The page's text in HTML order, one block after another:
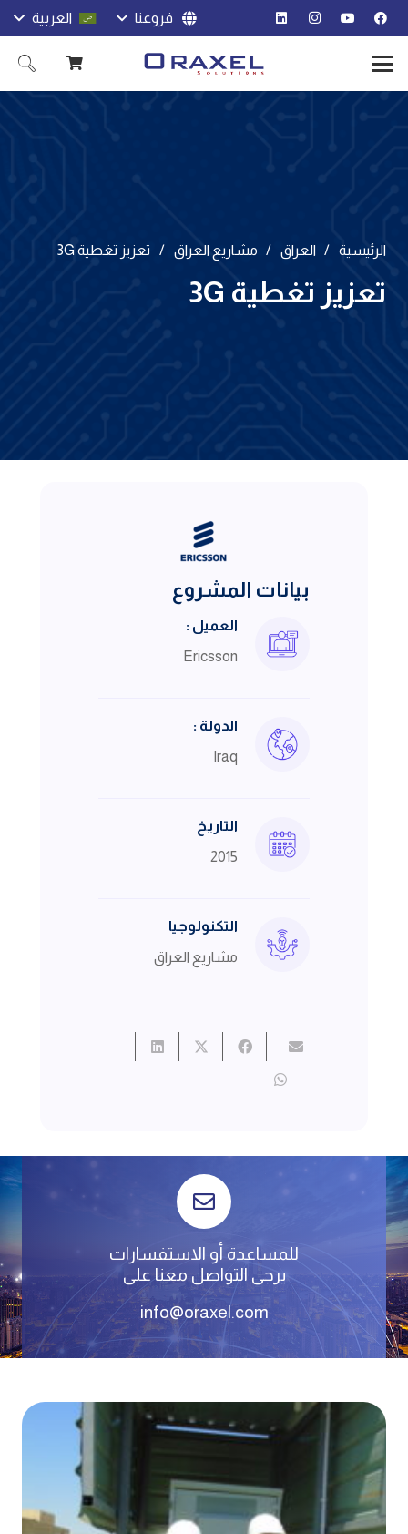
فروعنا العربية
الرئيسية / العراق / مشاريع العراق / تعزيز تغطية 3G
تعزيز تغطية 3G
بيانات المشروع
العميل :
Ericsson
الدولة :
Iraq
التاريخ
2015
التكنولوجيا
مشاريع العراق
للمساعدة أو الاستفسارات
يرجى التواصل معنا على
info@oraxel.com